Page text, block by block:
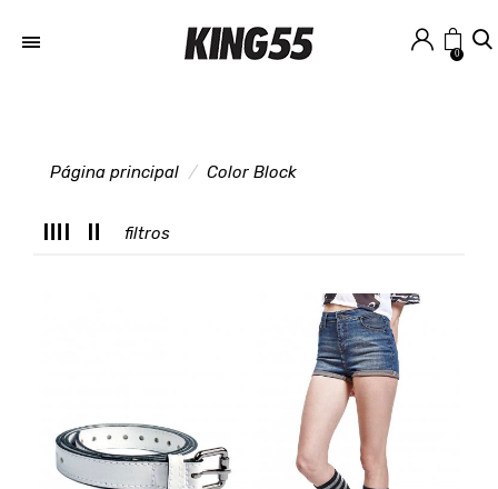
0
Página principal Color Block
filtros